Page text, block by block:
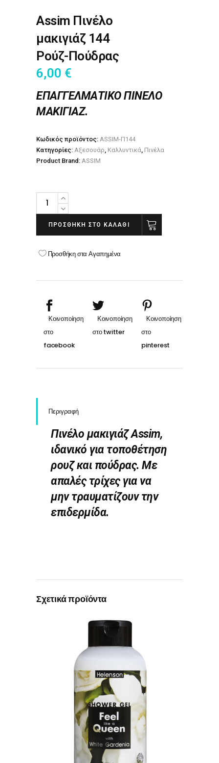
Assim Πινέλο
μακιγιάζ 144
Ρούζ-Πούδρας
6,00 €
ΕΠΑΓΓΕΛΜΑΤΙΚΟ ΠΙΝΕΛΟ
ΜΑΚΙΓΙΑΖ.
Κωδικός προϊόντος: ASSIM-Π144
Κατηγορίες: Αξεσουάρ, Καλλυντικά, Πινέλα
Product Brand: ASSIM
Assim
μακιγιάζ
144
Ρούζ-
ΠΡΟΣΘΉΚΗ ΣΤΟ ΚΑΛΆΘΙ
Προσθήκη στα Αγαπημένα
Περιγραφή
Πινέλο μακιγιάζ Assim,
ιδανικό για τοποθέτηση
ρουζ και πούδρας. Με
απαλές τρίχες για να
μην τραυματίζουν την
επιδερμίδα.
Σχετικά προϊόντα